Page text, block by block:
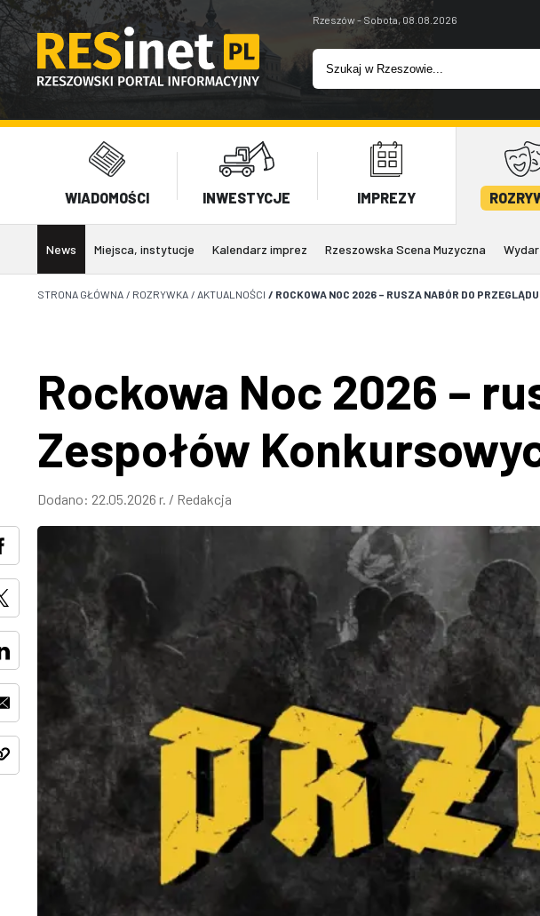
Rzeszów - Sobota, 08.08.2026
WIADOMOŚCI INWESTYCJE IMPREZY
News Miejsca, instytucje Kalendarz imprez Rzeszowska Scena Muzyczna
STRONA GŁÓWNA / ROZRYWKA / AKTUALNOŚCI / ROCKOWA NOC 2026 – RUSZA NABÓR DO
Rockowa Noc 2026 –
Zespołów
Dodano: 22.05.2026 r. / Redakcja